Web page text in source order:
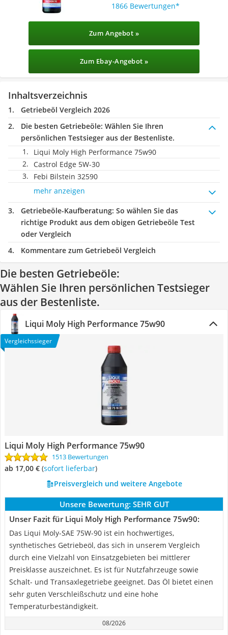
1866 Bewertungen
Zum Angebot »
Zum Ebay-Angebot »
Inhaltsverzeichnis
Getriebeöl Vergleich 2026
Die besten Getriebeöle: Wählen Sie Ihren
persönlichen Testsieger aus der Bestenliste.
Liqui Moly High Performance 75w90
Castrol Edge 5W-30
Febi Bilstein 32590
mehr anzeigen
Getriebeöle-Kaufberatung: So wählen Sie das
richtige Produkt aus dem obigen Getriebeöle Test
oder Vergleich
Kommentare zum Getriebeöl Vergleich
Die besten Getriebeöle:
Wählen Sie Ihren persönlichen Testsieger
aus der Bestenliste.
Liqui Moly High Performance 75w90
Vergleichssieger
Liqui Moly High Performance 75w90
1513 Bewertungen
ab 17,00 € ( Sofort lieferbar)
Preisvergleich und weitere Angebote
Unsere Bewertung: SEHR GUT
Unser Fazit für Liqui Moly High Performance 75w90:
Das Liqui Moly-SAE 75W-90 ist ein hochwertiges,
synthetisches Getriebeöl, das sich in unserem Vergleich
durch eine Vielzahl von Einsatzgebieten bei mittlerer
Preisklasse auszeichnet. Es ist für Nutzfahrzeuge sowie
Schalt- und Transaxlegetriebe geeignet. Das Öl bietet einen
sehr guten Verschleißschutz und eine hohe
Temperaturbeständigkeit.
08/2026